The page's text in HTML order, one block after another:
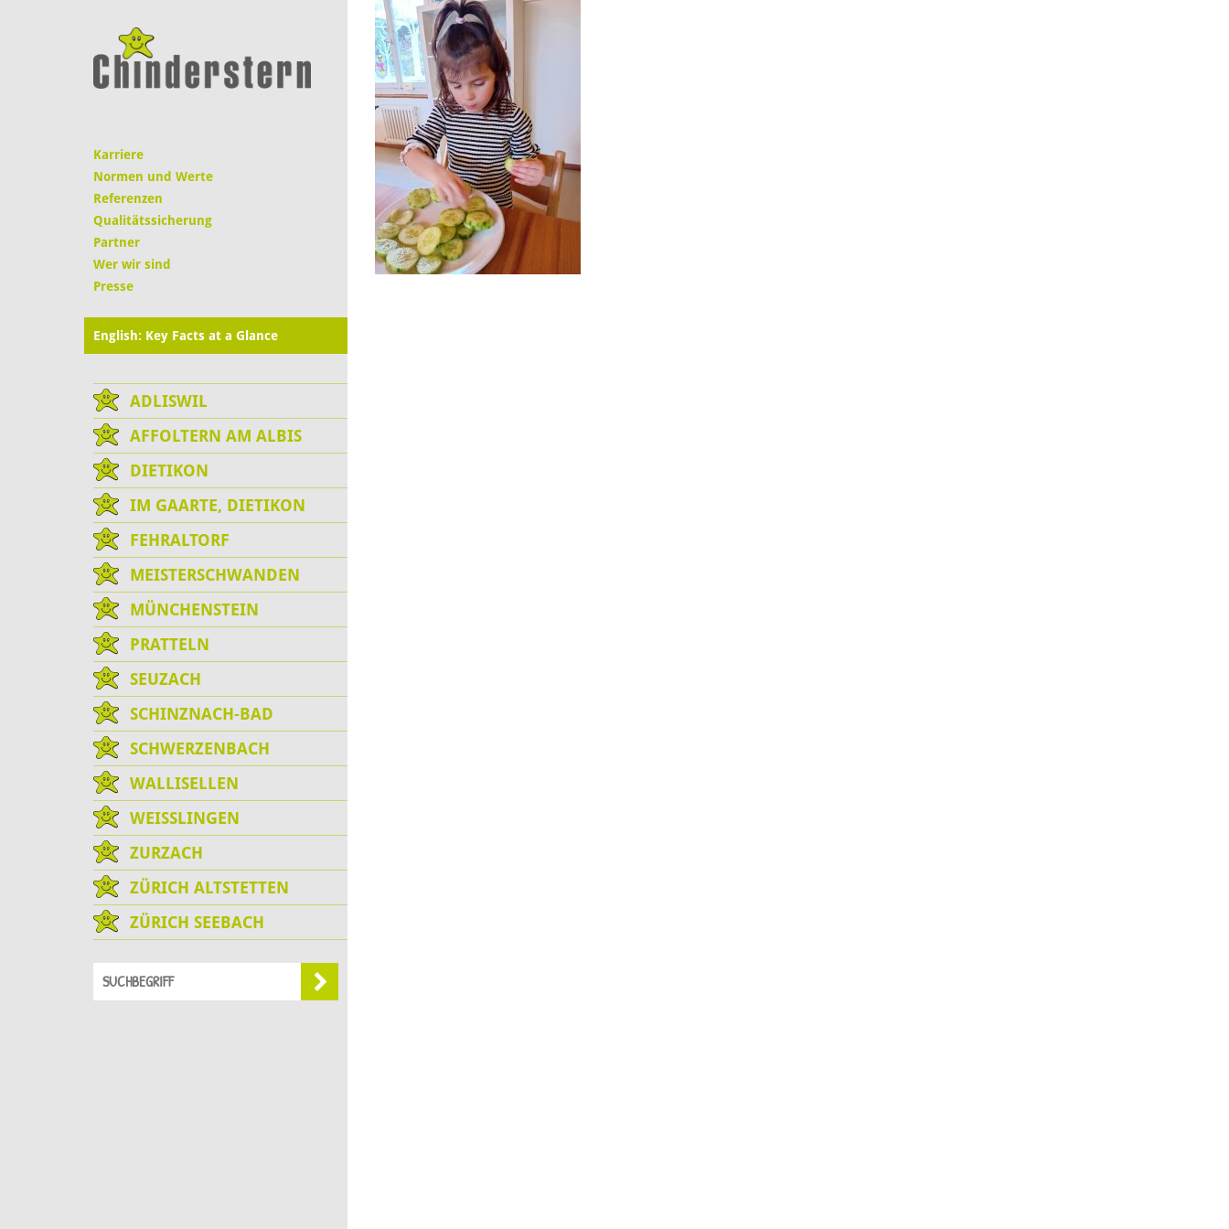
Karriere
Normen und Werte
Referenzen
Qualitätssicherung
Partner
Wer wir sind
Presse
English: Key Facts at a Glance
ADLISWIL
AFFOLTERN AM ALBIS
DIETIKON
IM GAARTE, DIETIKON
FEHRALTORF
MEISTERSCHWANDEN
MÜNCHENSTEIN
PRATTELN
SEUZACH
SCHINZNACH-BAD
SCHWERZENBACH
WALLISELLEN
WEISSLINGEN
ZURZACH
ZÜRICH ALTSTETTEN
ZÜRICH SEEBACH